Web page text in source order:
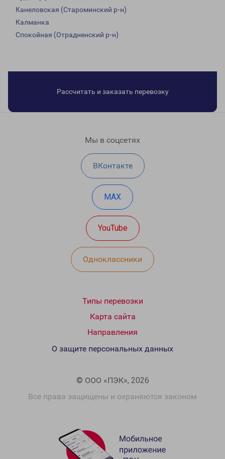
Канеловская (Староминский р-н)
Калманка
Спокойная (Отрадненский р-н)
Рассчитать и заказать перевозку
Мы в соцсетях
ВКонтакте
MAX
YouTube
Одноклассники
Типы перевозки
Карта сайта
Направления
© ООО «ПЭК», 2026
Все права защищены и охраняются законом
О защите персональных данных